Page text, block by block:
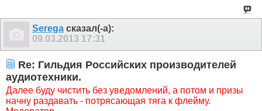
Serega сказал(-а):
09.03.2013 17:31
Re: Гильдия Российских производителей
аудиотехники.
Далее буду чистить без уведомлений, а потом и призы
начну раздавать - потрясающая тяга к флейму.